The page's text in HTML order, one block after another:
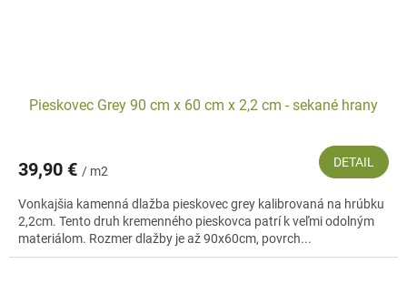
Pieskovec Grey 90 cm x 60 cm x 2,2 cm - sekané hrany
39,90 € / m2
DETAIL
Vonkajšia kamenná dlažba pieskovec grey kalibrovaná na hrúbku
2,2cm. Tento druh kremenného pieskovca patrí k veľmi odolným
materiálom. Rozmer dlažby je až 90x60cm, povrch...